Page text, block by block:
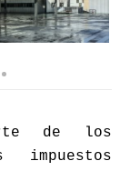
de los
impuestos